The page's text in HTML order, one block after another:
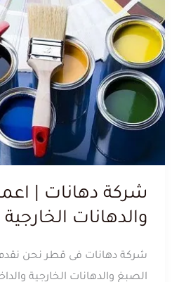
شركة دهانات |
والدهانات الخارجية
شركة دهانات فى قطر نحن
الصبغ والدهانات الخارجية